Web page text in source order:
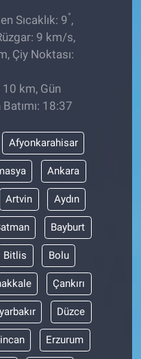
Sıcaklık: 9°,
9 km/s,
Çiy Noktası:
km, Gün
18:37
Afyonkarahisar
Ankara
Artvin Aydın
Bayburt
Bitlis Bolu
Çankırı
Düzce
Erzurum